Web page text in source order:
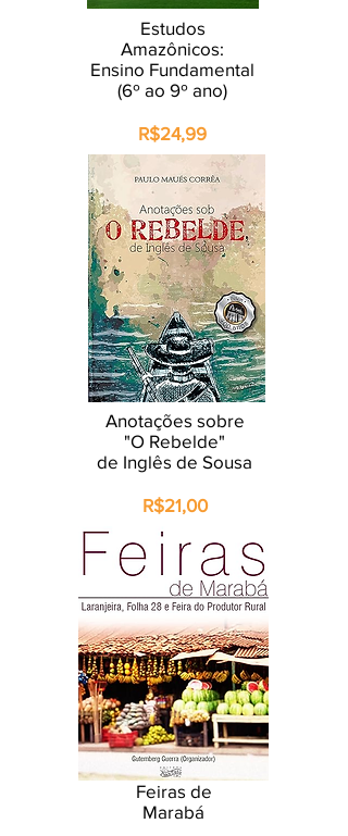
Estudos
Amazônicos:
Ensino Fundamental
(6º ao 9º ano)
R$24,99
Anotações sobre
"O Rebelde"
de Inglês de Sousa
R$21,00
Feiras de
Marabá